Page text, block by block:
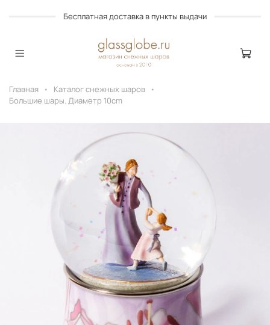
Бесплатная доставка в пункты выдачи
Главная
Каталог снежных шаров
Большие шары. Диаметр 10cm